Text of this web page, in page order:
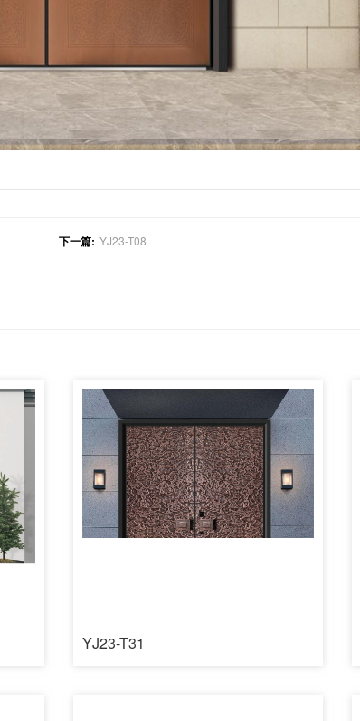
下一篇: YJ23-T08
YJ23-T31